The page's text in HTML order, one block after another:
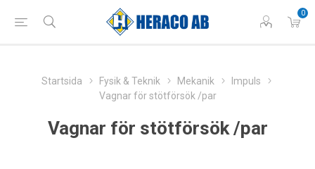
0
Startsida Fysik & Teknik Mekanik
Impuls
Vagnar för stötförsök /par
Vagnar för stötförsök /par